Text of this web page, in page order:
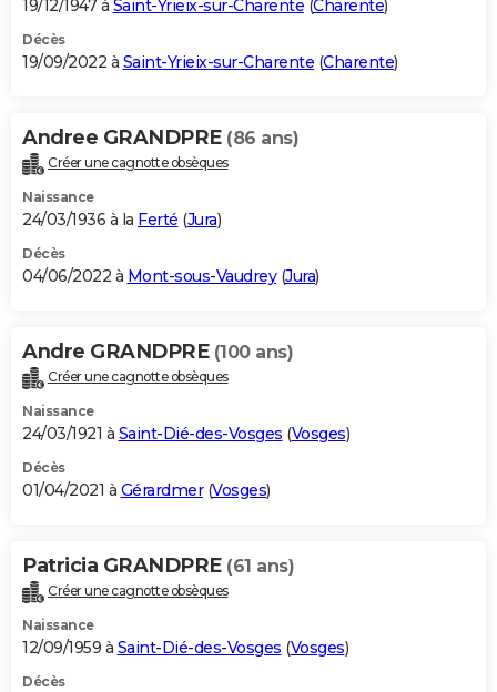
19/12/1947 à Saint-Yrieix-sur-Charente (Charente)
Décès
19/09/2022 à Saint-Yrieix-sur-Charente (Charente)
Andree GRANDPRE (86 ans)
Créer une cagnotte obsèques
Naissance
24/03/1936 à la Ferté (Jura)
Décès
04/06/2022 à Mont-sous-Vaudrey(Jura)
Andre GRANDPRE (100 ans)
Créer une cagnotte obsèques
Naissance
24/03/1921 à Saint-Dié-des-Vosges (Vosges)
Décès
01/04/2021 à Gérardmer(Vosges)
Patricia GRANDPRE (61 ans)
Créer une cagnotte obsèques
Naissance
12/09/1959 à Saint-Dié-des-Vosges (Vosges)
Décès